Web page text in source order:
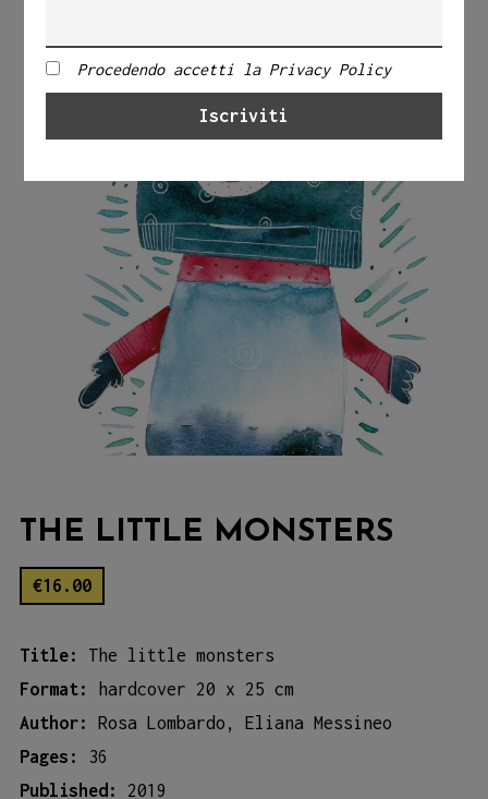
THE LITTLE MONSTERS
€16.00
Title: The little monsters
Format:
hardcover 20 x 25 cm
Author: Rosa Lombardo, Eliana Messineo
Pages:
36
Published: 2019
Procedendo accetti la Privacy Policy